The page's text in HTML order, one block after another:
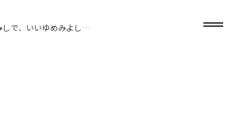
しで、いいゆめみよし…